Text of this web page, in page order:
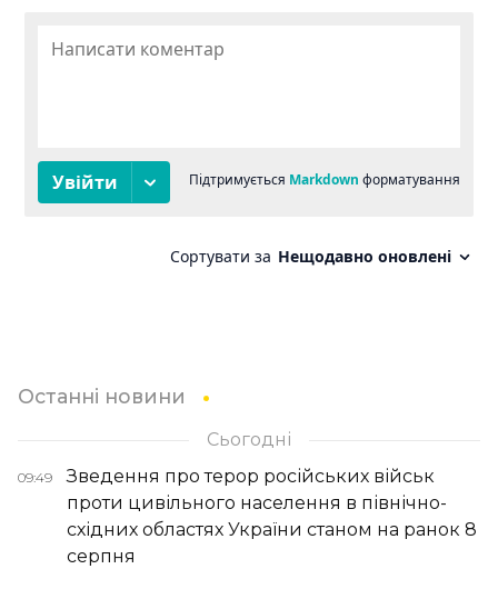
Останні новини
Сьогодні
09:49
Зведення про терор російських військ
проти цивільного населення в північно-
східних областях України станом на ранок 8
серпня